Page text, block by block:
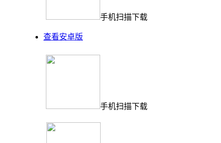
手机扫描下载
查看安卓版
手机扫描下载